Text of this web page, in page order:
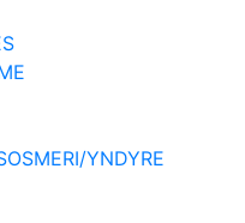
YNDYRE